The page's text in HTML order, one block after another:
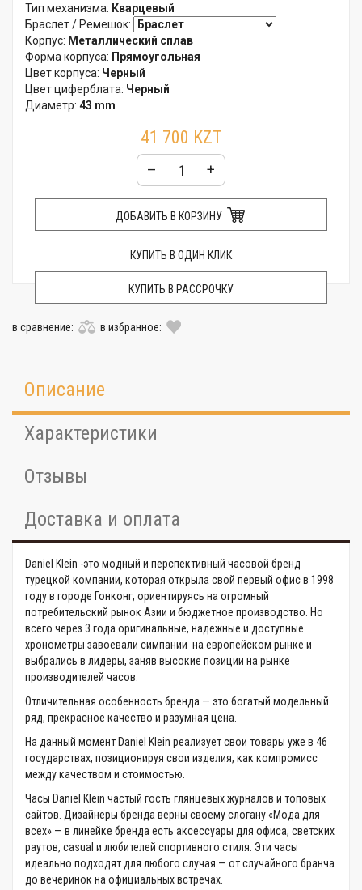
Тип механизма: Кварцевый
Браслет / Ремешок:
Корпус: Металлический сплав
Форма корпуса: Прямоугольная
Цвет корпуса: Черный
Цвет циферблата: Черный
Диаметр: 43 mm
Минеральное41 700 KZT
– +
ДОБАВИТЬ В КОРЗИНУ
КУПИТЬ В ОДИН КЛИК
КУПИТЬ В РАССРОЧКУ
в сравнение: в избранное:
Описание
Характеристики
Отзывы
Доставка и оплата
Daniel Klein -это модный и перспективный часовой бренд
турецкой компании, которая открыла свой первый офис в 1998
году в городе Гонконг, ориентируясь на огромный
потребительский рынок Азии и бюджетное производство. Но
всего через 3 года оригинальные, надежные и доступные
хронометры завоевали симпании на европейском рынке и
выбрались в лидеры, заняв высокие позиции на рынке
производителей часов.
Отличительная особенность бренда — это богатый модельный
ряд, прекрасное качество и разумная цена.
На данный момент Daniel Klein реализует свои товары уже в 46
государствах, позиционируя свои изделия, как компромисс
между качеством и стоимостью.
Часы Daniel Klein частый гость глянцевых журналов и топовых
сайтов. Дизайнеры бренда верны своему слогану «Мода для
всех» — в линейке бренда есть аксессуары для офиса, светских
раутов, casual и любителей спортивного стиля. Эти часы
идеально подходят для любого случая — от случайного бранча
до вечеринок на официальных встречах.